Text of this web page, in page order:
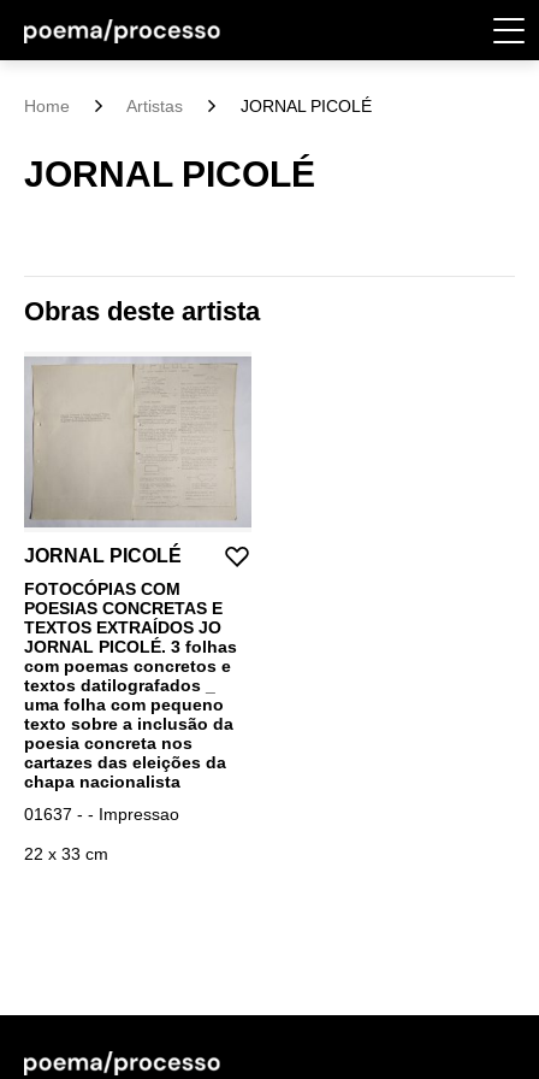
Home Artistas JORNAL PICOLÉ
JORNAL PICOLÉ
Obras deste artista
JORNAL PICOLÉ
FOTOCÓPIAS COM
POESIAS CONCRETAS E
TEXTOS EXTRAÍDOS JO
JORNAL PICOLÉ. 3 folhas
com poemas concretos e
textos datilografados _
uma folha com pequeno
texto sobre a inclusão da
poesia concreta nos
cartazes das eleições da
chapa nacionalista
01637 - - Impressao
22 x 33 cm